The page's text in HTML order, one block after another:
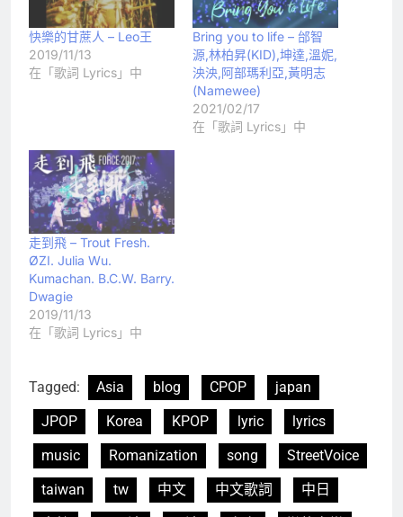
快樂的甘蔗人 – Leo王
2019/11/13
在「歌詞 Lyrics」中
Bring you to life – 邰智
源,林柏昇(KID),坤達,溫妮,
泱泱,阿部瑪利亞,黃明志
(Namewee)
2021/02/17
在「歌詞 Lyrics」中
走到飛 – Trout Fresh.
ØZI. Julia Wu.
Kumachan. B.C.W. Barry.
Dwagie
2019/11/13
在「歌詞 Lyrics」中
Tagged: Asia blog CPOP
japan
JPOP
Korea KPOP lyric
lyrics
music
Romanization song
StreetVoice
taiwan
tw 中文 中文歌詞
中日